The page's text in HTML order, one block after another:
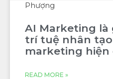
AI Marketing là
trí tuệ nhân
marketing hiện
READ MORE »